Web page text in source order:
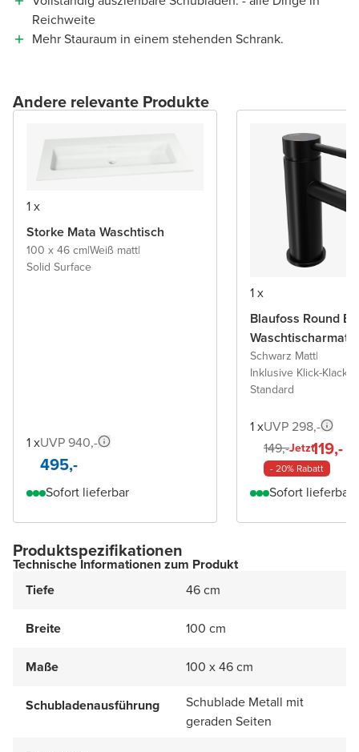
Reichweite
Mehr Stauraum in einem stehenden Schrank.
Andere relevante Produkte
1 x
Storke Mata Waschtisch
100 x 46 cm|Weiß matt|
Solid Surface
1 xUVP 940,-
495,-
Sofort lieferbar
1 x
Blaufoss Round
Schwarz Matt|
Inklusive Klick-Klack
Standard
1 xUVP 298,-
149,-Jetzt119,-
- 20% Rabatt
Sofort lieferbar
Produktspezifikationen
Technische Informationen zum Produkt
Tiefe
46 cm
Breite 100 cm
Maße 100 x 46 cm
Schubladenausführung
Schublade Metall mit
geraden Seiten